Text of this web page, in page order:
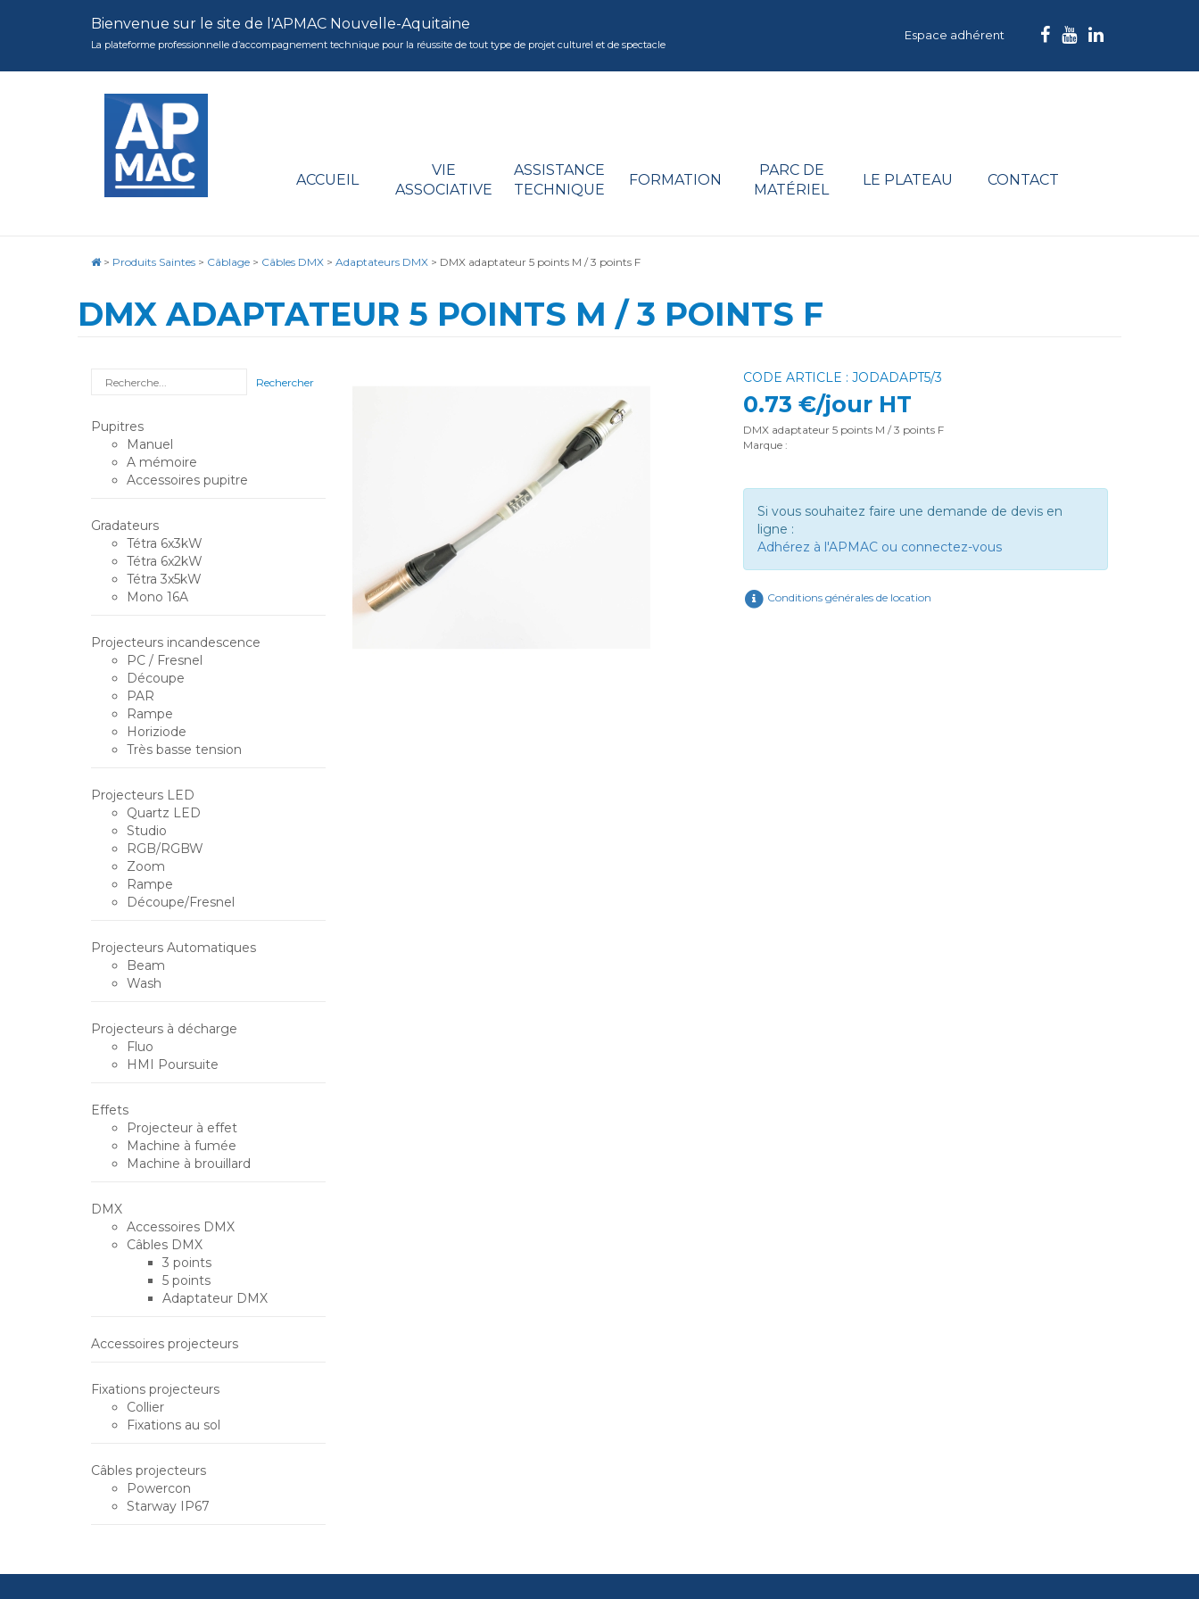
Bienvenue sur le site de l'APMAC Nouvelle-Aquitaine
La plateforme professionnelle d’accompagnement technique pour la réussite de tout type de projet culturel et de spectacle
Espace adhérent
ACCUEIL
VIE
ASSOCIATIVE
ASSISTANCE
TECHNIQUE
FORMATION
PARC DE
MATÉRIEL
LE PLATEAU CONTACT
> Produits Saintes > Câblage > Câbles DMX > Adaptateurs DMX > DMX adaptateur 5 points M / 3 points F
DMX ADAPTATEUR 5 POINTS M / 3 POINTS F
CODE ARTICLE : JODADAPT5/3
0.73 €/jour HT
DMX adaptateur 5 points M / 3 points F
Marque :
Si vous souhaitez faire une demande de devis en
ligne :
Adhérez à l'APMAC ou connectez-vous
Conditions générales de location
Rechercher
Pupitres
Manuel
A mémoire
Accessoires pupitre
Gradateurs
Tétra 6x3kW
Tétra 6x2kW
Tétra 3x5kW
Mono 16A
Projecteurs incandescence
PC / Fresnel
Découpe
PAR
Rampe
Horiziode
Très basse tension
Projecteurs LED
Quartz LED
Studio
RGB/RGBW
Zoom
Rampe
Découpe/Fresnel
Projecteurs Automatiques
Beam
Wash
Projecteurs à décharge
Fluo
HMI Poursuite
Effets
Projecteur à effet
Machine à fumée
Machine à brouillard
DMX
Accessoires DMX
Câbles DMX
3 points
5 points
Adaptateur DMX
Accessoires projecteurs
Fixations projecteurs
Collier
Fixations au sol
Câbles projecteurs
Powercon
Starway IP67